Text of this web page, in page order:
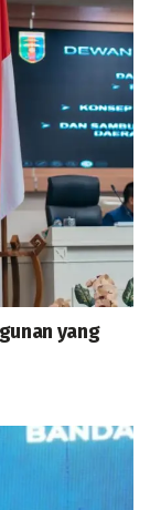
yang